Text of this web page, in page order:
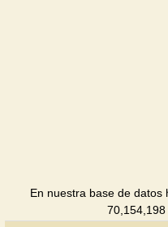
En nuestra base de datos
70,154,198